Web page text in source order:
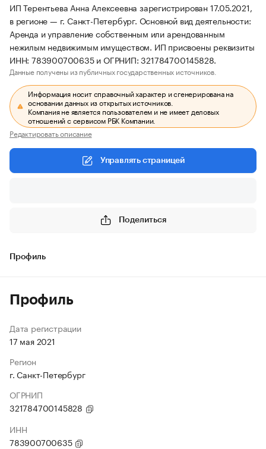
ИП Терентьева Анна Алексеевна зарегистрирован 17.05.2021,
в регионе — г. Санкт-Петербург. Основной вид деятельности:
Аренда и управление собственным или арендованным
нежилым недвижимым имуществом. ИП присвоены реквизиты
ИНН: 783900700635 и ОГРНИП: 321784700145828.
Данные получены из публичных государственных источников.
Информация носит справочный характер и сгенерирована на
основании данных из открытых источников.
Компания не является пользователем и не имеет деловых
отношений с сервисом РБК Компании.
Редактировать описание
Управлять страницей
Поделиться
Профиль
Профиль
Дата регистрации
17 мая 2021
Регион
г. Санкт-Петербург
ОГРНИП
321784700145828
ИНН
783900700635